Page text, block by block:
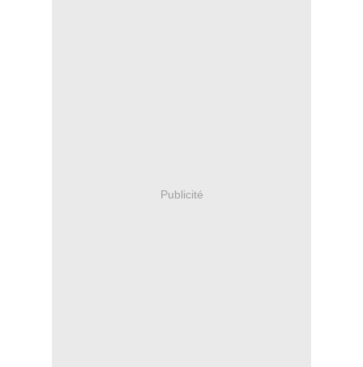
Publicité